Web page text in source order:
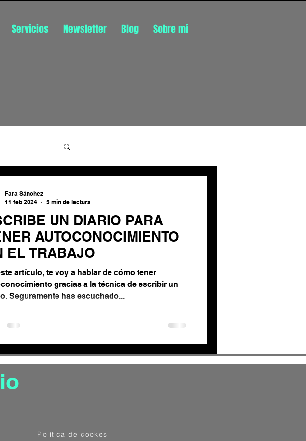
Servicios Newsletter Blog Sobre mí
UN DIARIO PARA
AUTOCONOCIMIENTO
EL TRABAJO
artículo, te voy a hablar de cómo tener
gracias a la técnica de escribir un
Seguramente has escuchado...
Fara Sánchez
11 feb 2024
5 min de lectura
Política de cookes